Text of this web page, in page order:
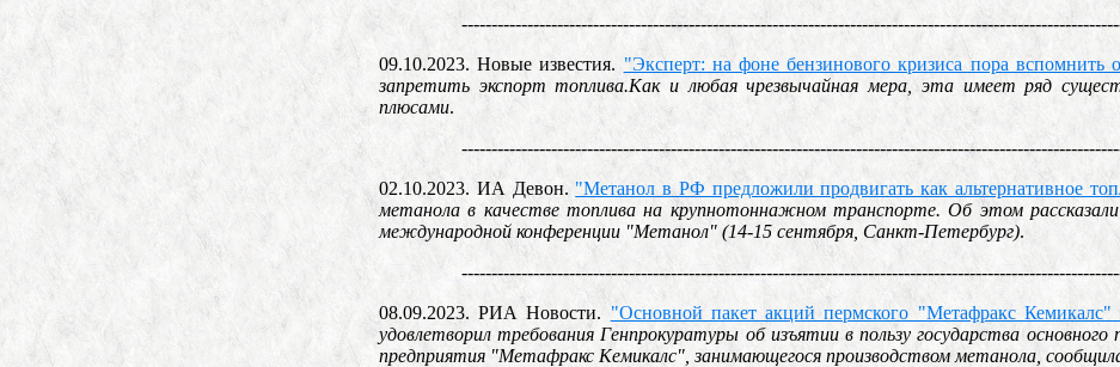
09.10.2023. Новые известия. "Эксперт: на фоне бензинового кризиса пора вспомнить
запретить экспорт топлива.Как и любая чрезвычайная мера, эта имеет ряд
плюсами.
02.10.2023. ИА Девон. "Метанол в РФ предложили продвигать как альтернативное
метанола в качестве топлива на крупнотоннажном транспорте. Об этом
международной конференции "Метанол" (14-15 сентября, Санкт-Петербург).
08.09.2023. РИА Новости. "Основной пакет акций пермского "Метафракс Кемикалс"
удовлетворил требования Генпрокуратуры об изъятии в пользу государства
предприятия "Метафракс Кемикалс", занимающегося производством метанола,